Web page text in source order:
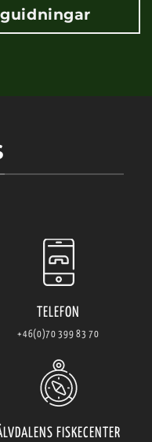
TELEFON
+46(0)70 399 83 70
FISKECENTER